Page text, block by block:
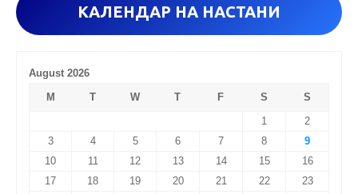
:
КАЛЕНДАР НА НАСТАНИ
August 2026
M
T W T F S
S
1
2
3
4 5 6 7 8
9
10
11 12 13 14 15
16
17
18 19 20 21 22
23